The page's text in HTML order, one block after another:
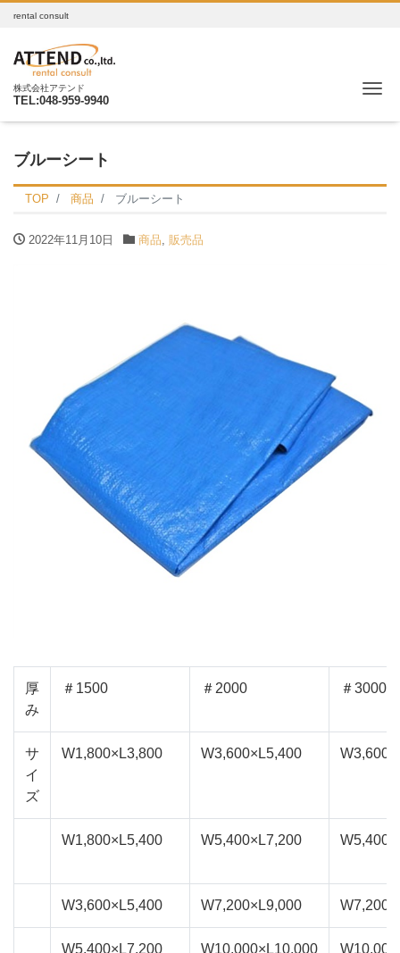
rental consult
株式会社アテンド
TEL:048-959-9940
ブルーシート
TOP 商品 ブルーシート
2022年11月10日 商品 販売品
厚
み
＃1500 ＃2000 ＃3000
サ
イ
ズ
W1,800×L3,800 W3,600×L5,400
W1,800×L5,400 W5,400×L7,200
W3,600×L5,400 W7,200×L9,000
W5,400×L7,200 W10,000×L10,000